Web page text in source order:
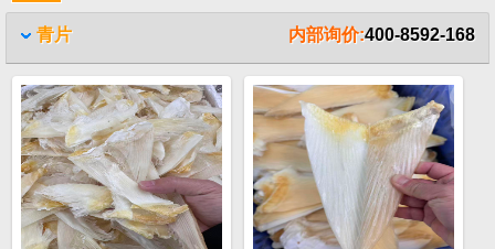
青片 内部询价:400-8592-168